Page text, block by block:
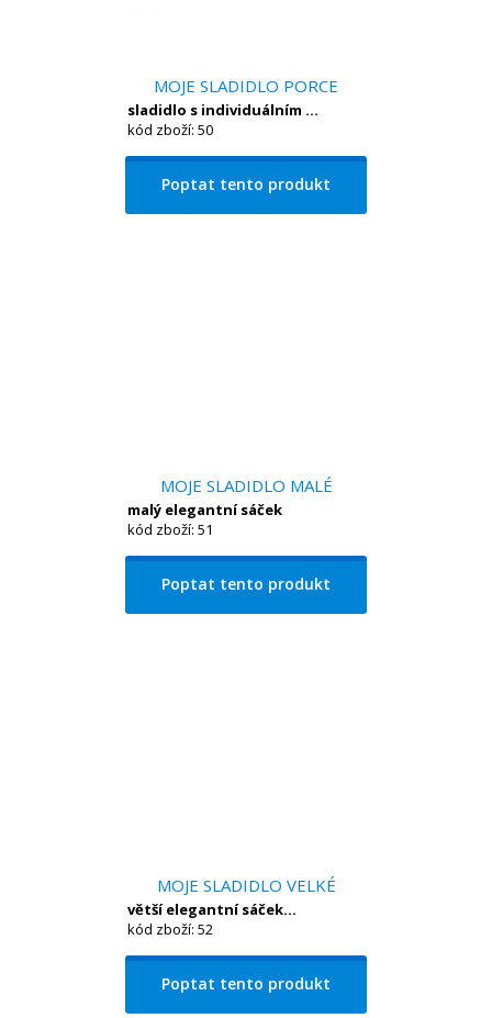
MOJE SLADIDLO PORCE
sladidlo s individuálním ...
kód zboží: 50
Poptat tento produkt
MOJE SLADIDLO MALÉ
malý elegantní sáček
kód zboží: 51
Poptat tento produkt
MOJE SLADIDLO VELKÉ
větší elegantní sáček...
kód zboží: 52
Poptat tento produkt